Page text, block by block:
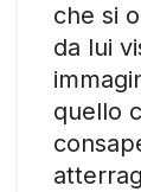
che si
da lui
quello